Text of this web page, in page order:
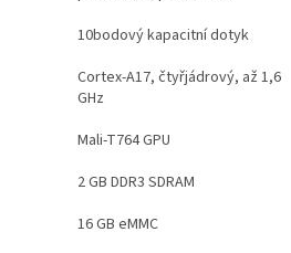
10bodový kapacitní dotyk
Cortex-A17, čtyřjádrový, až 1,6
GHz
Mali-T764 GPU
2 GB DDR3 SDRAM
16 GB eMMC